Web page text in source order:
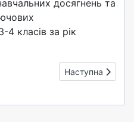
досягнень та
4 класів за рік
н.р. "Внутрішній моніторинг
Наступна
Наступна